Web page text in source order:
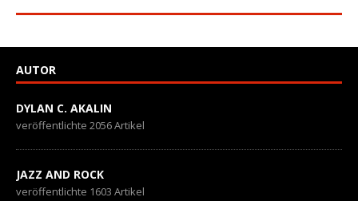
AUTOR
DYLAN C. AKALIN
veröffentlichte 2056 Artikel
JAZZ AND ROCK
veröffentlichte 1603 Artikel